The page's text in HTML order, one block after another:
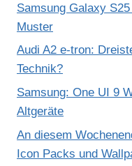
Samsung Galaxy
Muster
Audi A2 e-tron:
Technik?
Samsung: One UI 9
Altgeräte
An diesem
Icon Packs und